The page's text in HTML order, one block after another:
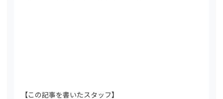
【この記事を書いたスタッフ】